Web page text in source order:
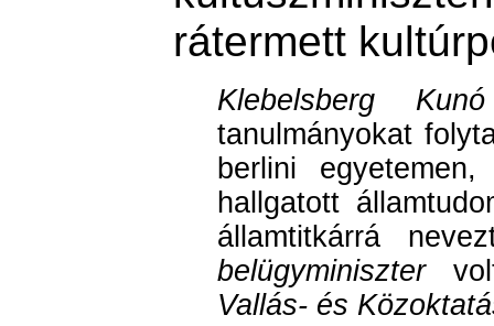
rátermett
Klebelsberg
tanulmányokat
berlini
hallgatott
államtitkárrá
belügyminiszter
Vallás- és